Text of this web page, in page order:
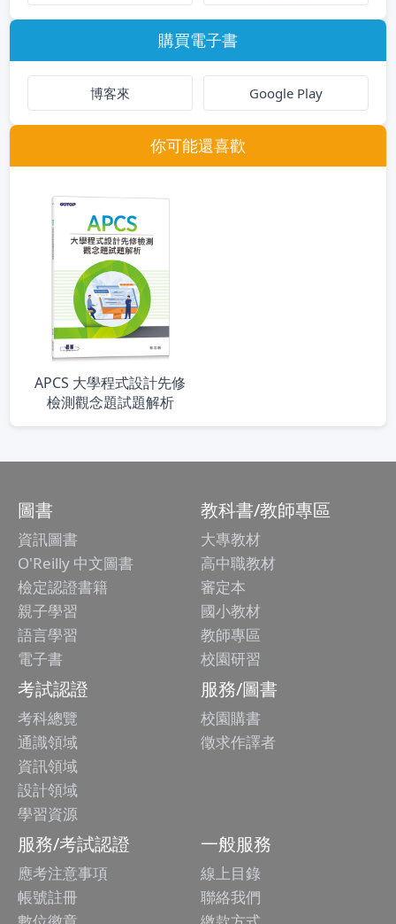
購買電子書
博客來 Google Play
你可能還喜歡
APCS 大學程式設計先修
檢測觀念題試題解析
圖書
資訊圖書
O'Reilly 中文圖書
檢定認證書籍
親子學習
語言學習
電子書
教科書/教師專區
大專教材
高中職教材
審定本
國小教材
教師專區
校園研習
考試認證
考科總覽
通識領域
資訊領域
設計領域
學習資源
服務/圖書
校園購書
徵求作譯者
服務/考試認證
應考注意事項
帳號註冊
一般服務
線上目錄
聯絡我們